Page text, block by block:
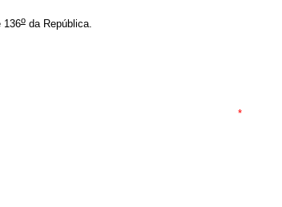
136oda República.
*